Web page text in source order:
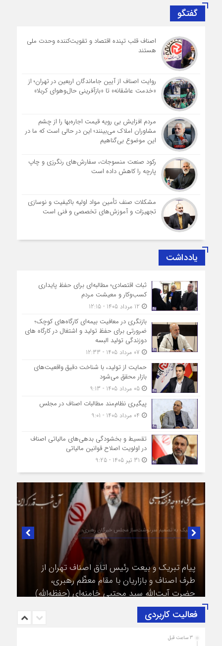
گفتگو
اصناف قلب تپنده اقتصاد و تقویت‌کننده وحدت ملی
هستند
روایت اصناف از آیین جاماندگان اربعین در تهران؛ از
«خدمت عاشقانه» تا «بازآفرینی حال‌وهوای کربلا»
مردم افزایش بی رویه قیمت اجاره‌بها را از چشم
مشاوران املاک می‌بینند؛ این در حالی است که ما در
این موضوع بی‌گناهیم
رکود صنعت منسوجات، سفارش‌های رنگرزی و چاپ
پارچه را کاهش داده است
مشکلات صنف تأمین مواد اولیه باکیفیت و نوسازی
تجهیزات و آموزش‌های تخصصی و فنی است
یادداشت
ثبات اقتصادی؛ مطالبه‌ای برای حفظ پایداری
کسب‌وکار و معیشت مردم
بازنگری در معافیت بیمه‌ای کارگاه‌های کوچک؛
ضرورتی برای حفظ تولید و اشتغال در کارگاه های
دوزندگی تولید البسه
حمایت از تولید، با شناخت دقیق واقعیت‌های
بازار محقق می‌شود
05 مرداد 1405 - 9:13
پیگیری نظام‌مند مطالبات اصناف در مجلس
تقسیط و بخشودگی بدهی‌های مالیاتی اصناف
در اولویت اصلاح قوانین مالیاتی
در لبیک به تصمیم سرنوشت‌ساز مجلس خبرگان رهبری؛
پیام تبریک و بیعت رئیس اتاق اصناف تهران از
طرف اصناف و بازاریان با مقام معظّم رهبری،
حضرت آیت‌الله سید مجتبی خامنه‌ای (حفظه‌الله)
فعالیت کاربردی
3 ساعت قبل